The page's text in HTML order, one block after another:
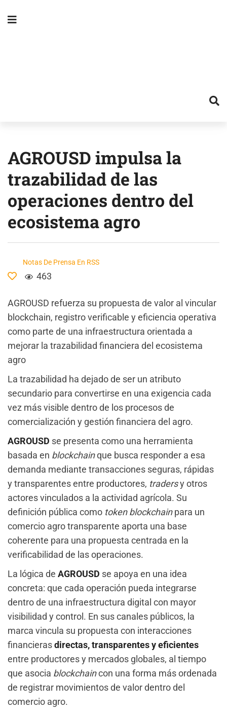
AGROUSD impulsa la
trazabilidad de las
operaciones dentro del
ecosistema agro
Notas De Prensa En RSS
463
AGROUSD refuerza su propuesta de valor al vincular
blockchain, registro verificable y eficiencia operativa
como parte de una infraestructura orientada a
mejorar la trazabilidad financiera del ecosistema
agro
La trazabilidad ha dejado de ser un atributo
secundario para convertirse en una exigencia cada
vez más visible dentro de los procesos de
comercialización y gestión financiera del agro.
AGROUSD se presenta como una herramienta
basada en blockchainque busca responder a esa
demanda mediante transacciones seguras, rápidas
y transparentes entre productores, tradersy otros
actores vinculados a la actividad agrícola. Su
definición pública como token blockchainpara un
comercio agro transparente aporta una base
coherente para una propuesta centrada en la
verificabilidad de las operaciones.
La lógica de AGROUSD se apoya en una idea
concreta: que cada operación pueda integrarse
dentro de una infraestructura digital con mayor
visibilidad y control. En sus canales públicos, la
marca vincula su propuesta con interacciones
financierasdirectas, transparentes y eficientes
entre productores y mercados globales, al tiempo
que asocia blockchaincon una forma más ordenada
de registrar movimientos de valor dentro del
comercio agro.